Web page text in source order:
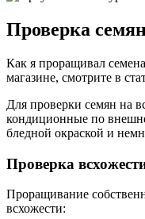
Проверка
Как я проращивал
магазине, смотрите в
Для проверки семян на
кондиционные по
бледной окраской и
Проверка
Проращивание
всхожести: